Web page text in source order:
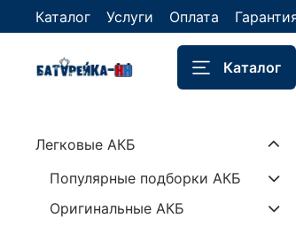
Каталог Услуги Оплата
Каталог
Легковые АКБ
Популярные подборки АКБ
Оригинальные АКБ